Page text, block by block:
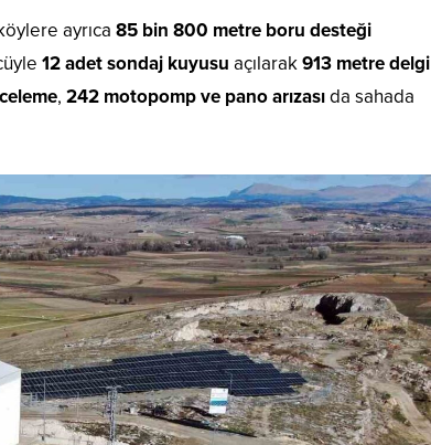
ayrıca 85 bin 800 metre boru desteği
12 adet sondaj kuyusu açılarak913 metre delgi
, 242 motopomp ve pano arızasıda sahada